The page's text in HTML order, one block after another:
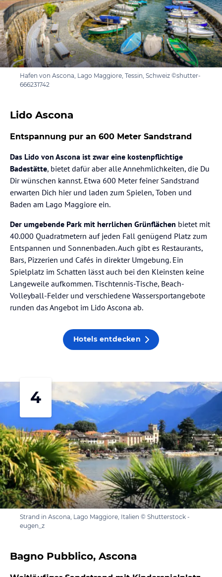
Hafen von Ascona, Lago Maggiore, Tessin, Schweiz ©shutter-
666231742
Lido Ascona
Entspannung pur an 600 Meter Sandstrand
Das Lido von Ascona ist zwar eine kostenpflichtige
Badestätte, bietet dafür aber alle Annehmlichkeiten, die Du
Dir wünschen kannst. Etwa 600 Meter feiner Sandstrand
erwarten Dich hier und laden zum Spielen, Toben und
Baden am Lago Maggiore ein.
Der umgebende Park mit herrlichen Grünflächen bietet mit
40.000 Quadratmetern auf jeden Fall genügend Platz zum
Entspannen und Sonnenbaden. Auch gibt es Restaurants,
Bars, Pizzerien und Cafés in direkter Umgebung. Ein
Spielplatz im Schatten lässt auch bei den Kleinsten keine
Langeweile aufkommen. Tischtennis-Tische, Beach-
Volleyball-Felder und verschiedene Wassersportangebote
runden das Angebot im Lido Ascona ab.
Hotels entdecken
4
Strand in Ascona, Lago Maggiore, Italien © Shutterstock -
eugen_z
Bagno Pubblico, Ascona